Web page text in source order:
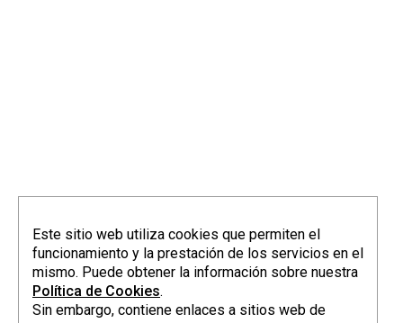
Este sitio web utiliza cookies que permiten el
funcionamiento y la prestación de los servicios en el
mismo. Puede obtener la información sobre nuestra
Política de Cookies.
Sin embargo, contiene enlaces a sitios web de